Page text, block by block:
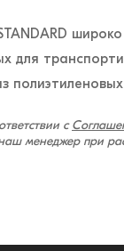
для
с
менеджер при